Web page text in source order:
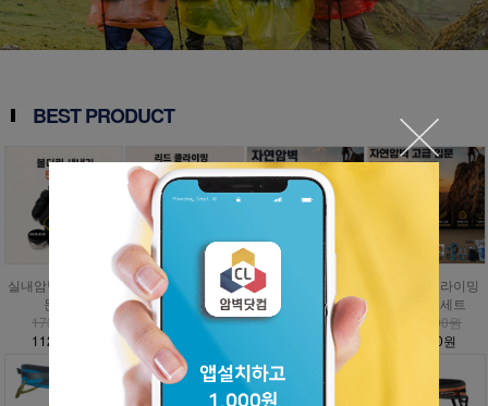
BEST PRODUCT
실내암벽 볼더링 입
문세트
173,000원
112,500원
인공외벽 클라이밍
입문세트
797,000원
358,700원
자연암벽 클라이밍
입문세트
1,009,000원
454,100원
자연암벽 클라이밍
고급 입문세트
1,476,000원
885,600원